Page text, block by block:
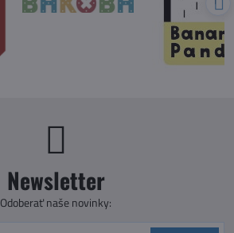
Newsletter
Odoberať naše novinky: